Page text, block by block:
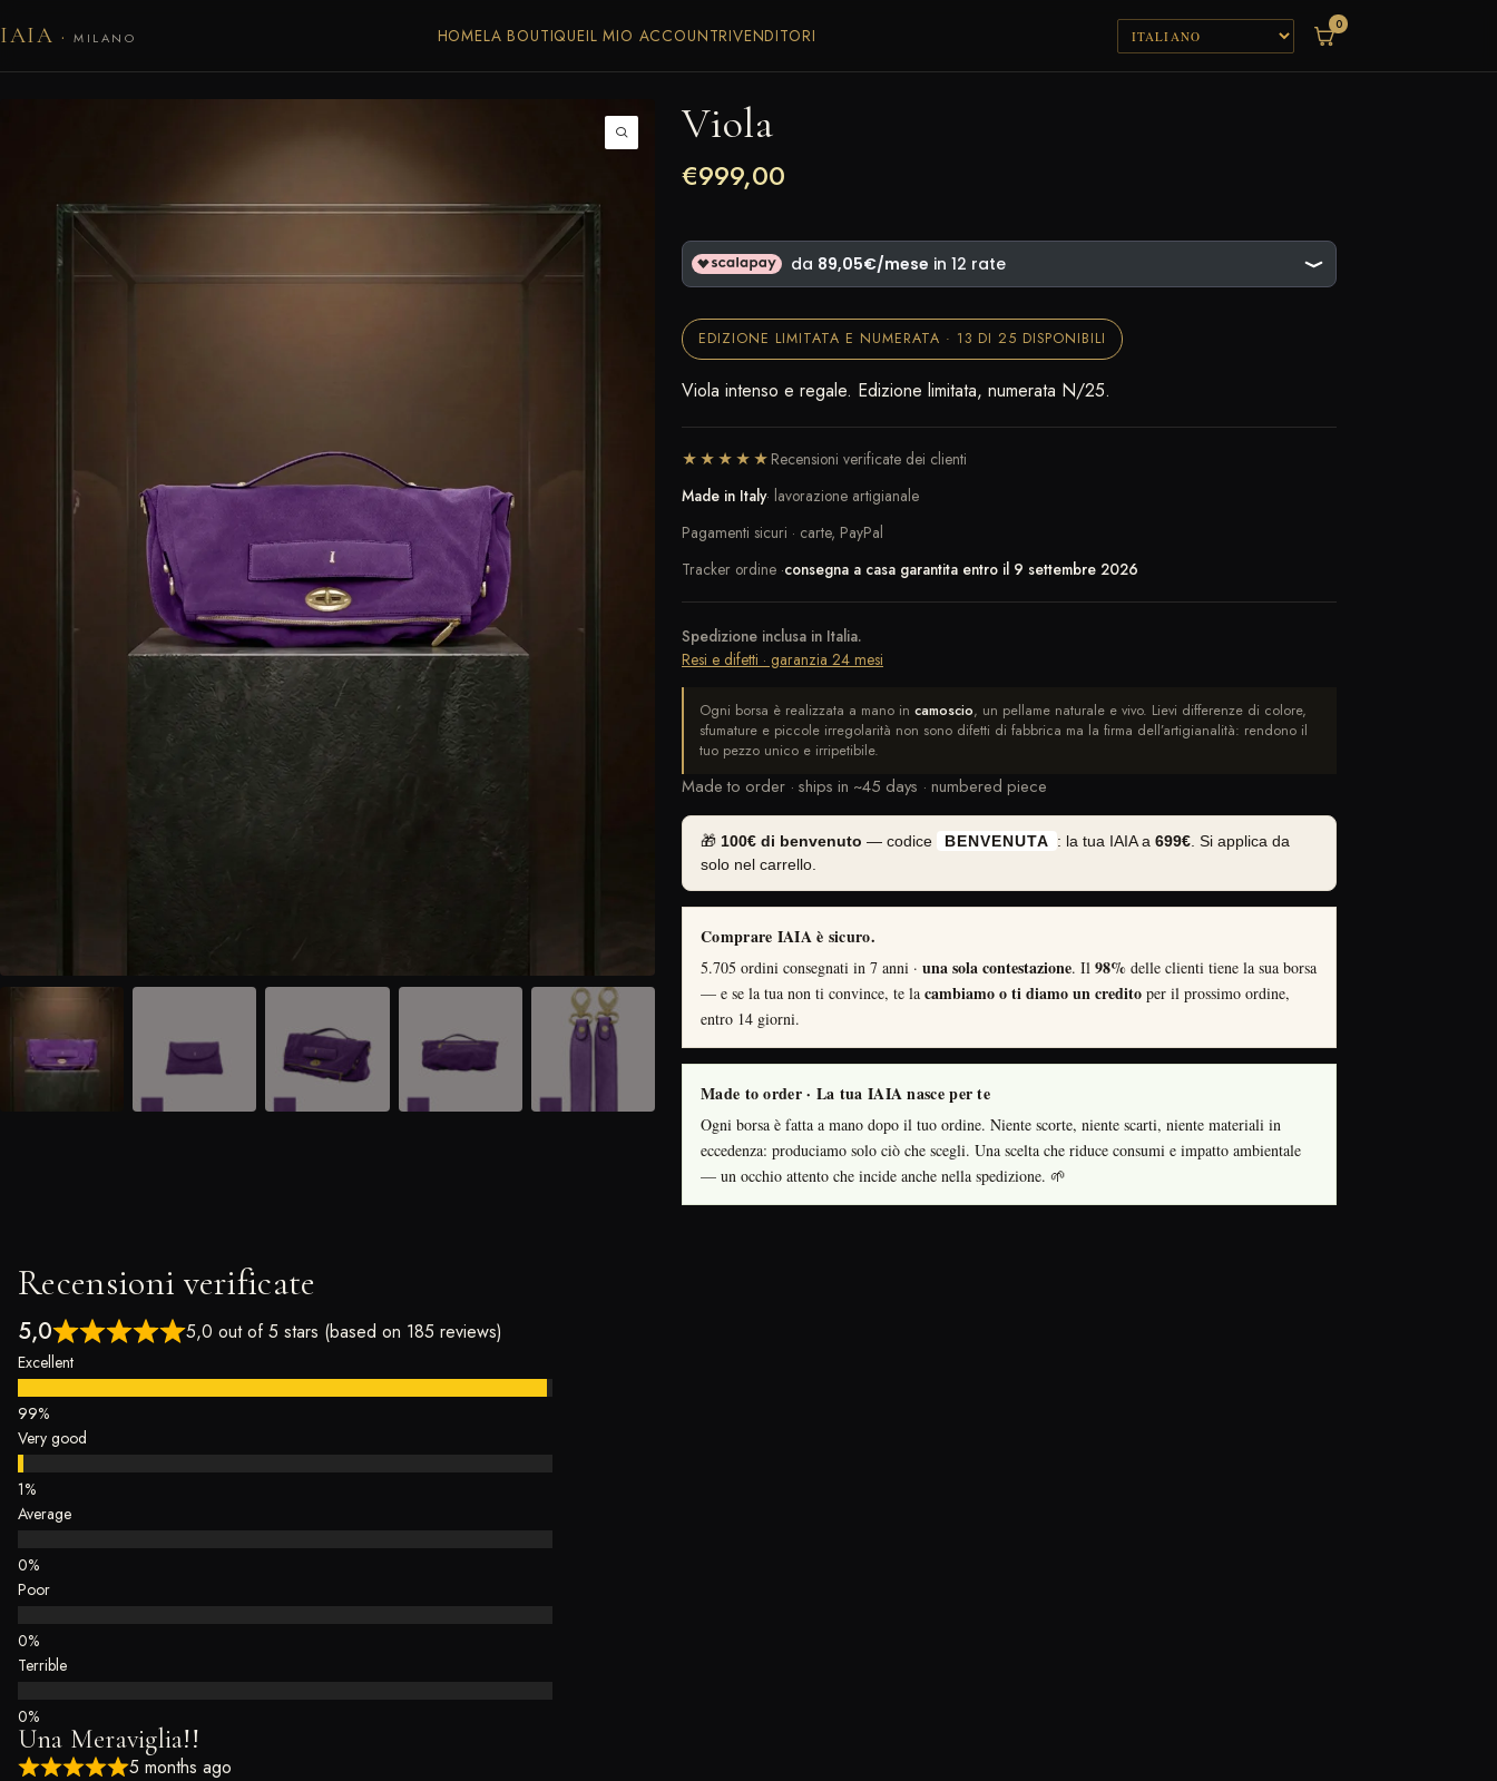
IAIA · MILANO HOMELA BOUTIQUEIL MIO ACCOUNTRIVENDITORI
0
Viola
€999,00
EDIZIONE LIMITATA E NUMERATA · 13 DI 25 DISPONIBILI
Viola intenso e regale. Edizione limitata, numerata N/25.
★★★★★ Recensioni verificate dei clienti
Made in Italy· lavorazione artigianale
Pagamenti sicuri · carte, PayPal
Tracker ordine ·consegna a casa garantita entro il 9 settembre 2026
Spedizione inclusa in Italia.
Resi e difetti · garanzia 24 mesi
Ogni borsa è realizzata a mano in camoscio, un pellame naturale e vivo. Lievi differenze di colore,
sfumature e piccole irregolarità non sono difetti di fabbrica ma la firma dell’artigianalità: rendono il
tuo pezzo unico e irripetibile.
Made to order · ships in ~45 days · numbered piece
🎁 100€ di benvenuto — codice BENVENUTA : la tua IAIA a 699€ . Si applica da
solo nel carrello.
Comprare IAIA è sicuro.
5.705 ordini consegnati in 7 anni · una sola contestazione. Il 98% delle clienti tiene la sua borsa
— e se la tua non ti convince, te la cambiamo o ti diamo un credito per il prossimo ordine,
entro 14 giorni.
Made to order · La tua IAIA nasce per te
Ogni borsa è fatta a mano dopo il tuo ordine. Niente scorte, niente scarti, niente materiali in
eccedenza: produciamo solo ciò che scegli. Una scelta che riduce consumi e impatto ambientale
— un occhio attento che incide anche nella spedizione. 🌱
Recensioni verificate
5,0 5,0 out of 5 stars (based on 185 reviews)
Excellent
Very good
Average
Poor
Terrible
Una Meraviglia!!
5 months ago